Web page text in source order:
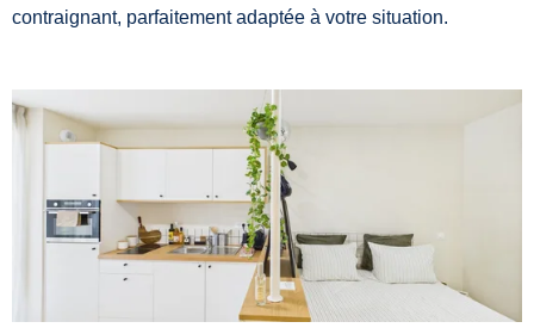
contraignant, parfaitement adaptée à votre situation.